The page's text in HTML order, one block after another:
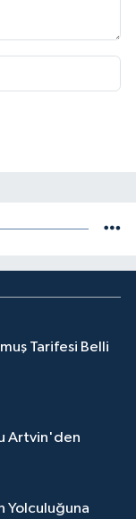
Tarifesi Belli
Artvin'den
Yolculuğuna